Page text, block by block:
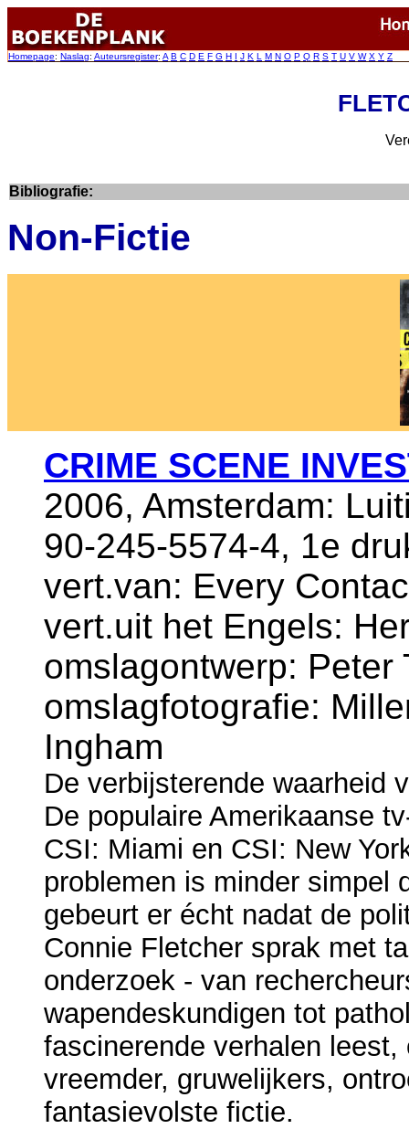
Homepage: Naslag: Auteursregister: A B C D E F G H I J K L M N O P Q R S T U V W X Y Z
Bibliografie:
Non-Fictie
CRIME SCENE
2006, Amsterdam:
90-245-5574-4, 1e
vert.van: Every
vert.uit het Engels:
omslagontwerp: Peter
omslagfotografie:
Ingham
De verbijsterende waarheid
De populaire Amerikaanse
CSI: Miami en CSI: New
problemen is minder simpel
gebeurt er écht nadat de
Connie Fletcher sprak met
onderzoek - van
wapendeskundigen tot
fascinerende verhalen
vreemder, gruwelijkers,
fantasievolste fictie.